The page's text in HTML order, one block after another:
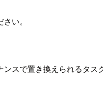
い。
スで置き換えられるタス